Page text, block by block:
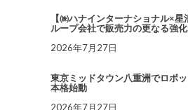
【㈱ハナインターナショナル×
ループ会社で販売力の更なる強化
2026年7月27日
東京ミッドタウン八重洲でロボ
本格始動
2026年7月27日